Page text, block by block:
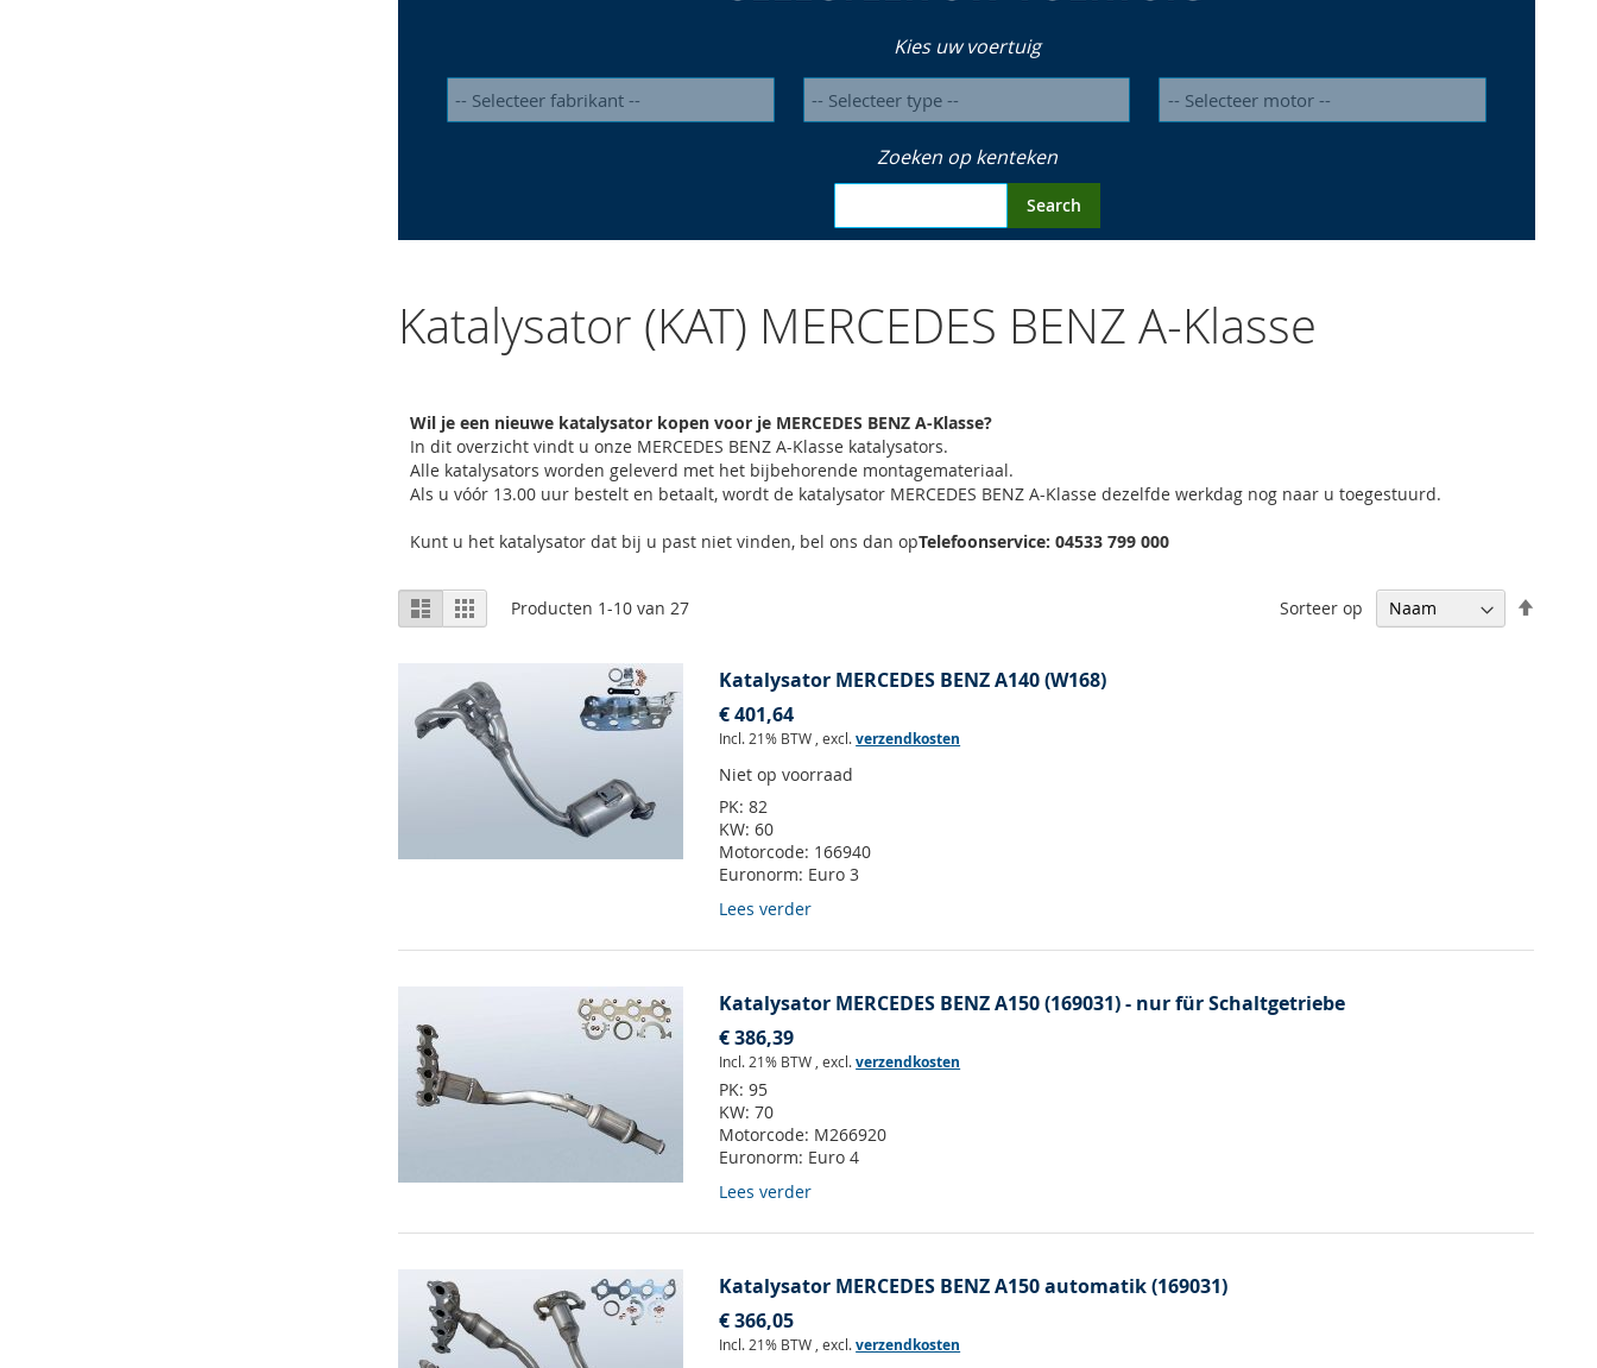
Kies uw voertuig
Zoeken op kenteken
Search
Katalysator (KAT) MERCEDES BENZ A-Klasse
Wil je een nieuwe katalysator kopen voor je MERCEDES BENZ A-Klasse?
In dit overzicht vindt u onze MERCEDES BENZ A-Klasse katalysators.
Alle katalysators worden geleverd met het bijbehorende montagemateriaal.
Als u vóór 13.00 uur bestelt en betaalt, wordt de katalysator MERCEDES BENZ A-Klasse dezelfde werkdag nog naar u toegestuurd.
Kunt u het katalysator dat bij u past niet vinden, bel ons dan opTelefoonservice: 04533 799 000
Tonen
als
Lijst Foto-
tabel
Producten 1-10 van27 Sorteer op
Katalysator MERCEDES BENZ A140 (W168)
€ 401,64
Incl. 21% BTW ,excl.verzendkosten
Niet op voorraad
PK:82
KW:60
Motorcode: 166940
Euronorm: Euro 3
Lees verder
Katalysator MERCEDES BENZ A150 (169031) - nur für Schaltgetriebe
€ 386,39
Incl. 21% BTW ,excl.verzendkosten
PK:95
KW:70
Motorcode: M266920
Euronorm: Euro 4
Lees verder
Katalysator MERCEDES BENZ A150 automatik (169031)
€ 366,05
Incl. 21% BTW ,excl.verzendkosten